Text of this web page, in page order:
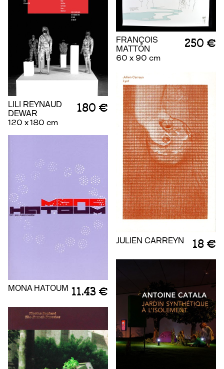
LILI REYNAUD
DEWAR
120 x 180 cm
180 €
FRANÇOIS
MATTON
60 x 90 cm
250 €
JULIEN CARREYN 18 €
MONA HATOUM 11.43 €